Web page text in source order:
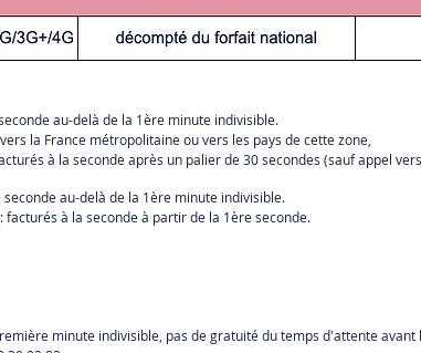
au-delà de la 1ère minute indivisible.
la France métropolitaine ou vers les pays de cette zone,
à la seconde après un palier de 30 secondes (sauf appel
seconde au-delà de la 1ère minute indivisible.
facturés à la seconde à partir de la 1ère seconde.
minute indivisible, pas de gratuité du temps d'attente